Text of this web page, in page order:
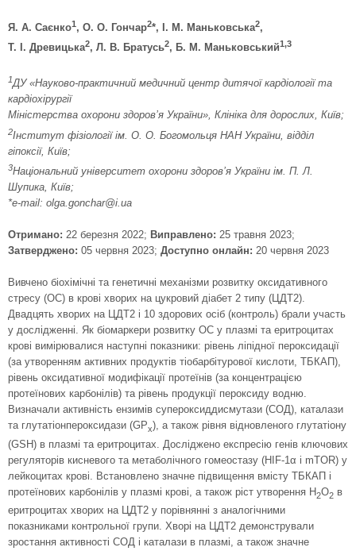
Я. А. Саєнко1 , О. О. Гончар2*, І. М. Маньковська2,
Т. І. Древицька2, Л. В. Братусь2, Б. М. Маньковський1,3
1ДУ «Науково-практичний медичний центр дитячої кардіології та
кардіохірургії
Міністерства охорони здоров’я України», Клініка для дорослих, Київ;
2Інститут фізіології ім. О. О. Богомольця НАН України, відділ
гіпоксії, Київ;
3Національний університет охорони здоров’я України ім. П. Л.
Шупика, Київ;
*e-mail: olga.gonchar@i.ua
Отримано: 22 березня 2022; Виправлено: 25 травня 2023;
Затверджено: 05 червня 2023; Доступно онлайн: 20 червня 2023
Вивчено біохімічні та генетичні механізми розвитку оксидативного
стресу (ОС) в крові хворих на цукровий діабет 2 типу (ЦДТ2).
Двадцять хворих на ЦДТ2 і 10 здорових осіб (контроль) брали участь
у дослідженні. Як біомаркери розвитку ОС у плазмі та еритроцитах
крові вимірювалися наступні показники: рівень ліпідної пероксидації
(за утворенням активних продуктів тіобарбітурової кислоти, ТБКАП),
рівень оксидативної модифікації протеїнів (за концентрацією
протеїнових карбонілів) та рівень продукції пероксиду водню.
Визначали активність ензимів супероксиддисмутази (СОД), каталази
та глутатіонпероксидази (GPx), а також рівня відновленого глутатіону
(GSH) в плазмі та еритроцитах. Досліджено експресію генів ключових
регуляторів кисневого та метаболічного гомеостазу (HIF-1α і mTOR) у
лейкоцитах крові. Встановлено значне підвищення вмісту ТБКАП і
протеїнових карбонілів у плазмі крові, а також ріст утворення Н2О2 в
еритроцитах хворих на ЦДТ2 у порівнянні з аналогічними
показниками контрольної групи. Хворі на ЦДТ2 демонстрували
зростання активності СОД і каталази в плазмі, а також значне